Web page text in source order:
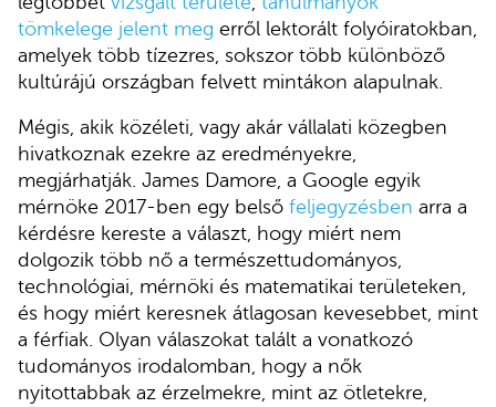
tömkelege jelent meg erről lektorált folyóiratokban,
amelyek több tízezres, sokszor több különböző
kultúrájú országban felvett mintákon alapulnak.
Mégis, akik közéleti, vagy akár vállalati közegben
hivatkoznak ezekre az eredményekre,
megjárhatják. James Damore, a Google egyik
mérnöke 2017-ben egy belső feljegyzésben arra a
kérdésre kereste a választ, hogy miért nem
dolgozik több nő a természettudományos,
technológiai, mérnöki és matematikai területeken,
és hogy miért keresnek átlagosan kevesebbet, mint
a férfiak. Olyan válaszokat talált a vonatkozó
tudományos irodalomban, hogy a nők
nyitottabbak az érzelmekre, mint az ötletekre,